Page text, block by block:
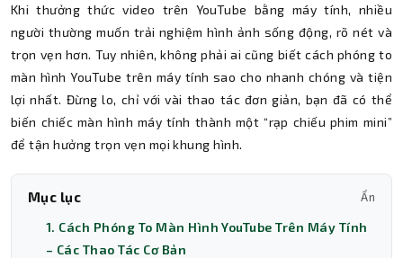
Khi thưởng thức video trên YouTube bằng máy tính, nhiều
người thường muốn trải nghiệm hình ảnh sống động, rõ nét và
trọn vẹn hơn. Tuy nhiên, không phải ai cũng biết cách phóng to
màn hình YouTube trên máy tính sao cho nhanh chóng và tiện
lợi nhất. Đừng lo, chỉ với vài thao tác đơn giản, bạn đã có thể
biến chiếc màn hình máy tính thành một “rạp chiếu phim mini”
để tận hưởng trọn vẹn mọi khung hình.
Mục lục Ẩn
1. Cách Phóng To Màn Hình YouTube Trên Máy Tính
– Các Thao Tác Cơ Bản